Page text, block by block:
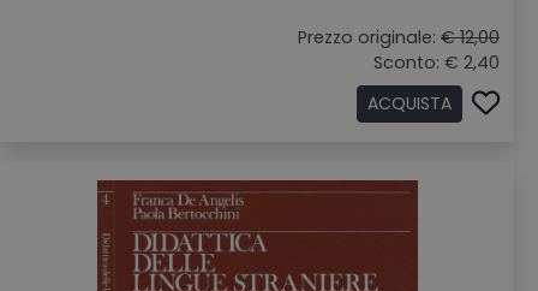
Prezzo originale: € 12,00
Sconto: € 2,40
ACQUISTA